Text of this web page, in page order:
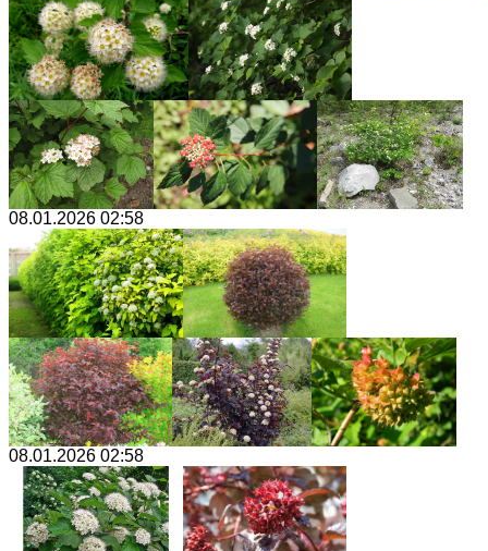
08.01.2026 02:58
08.01.2026 02:58